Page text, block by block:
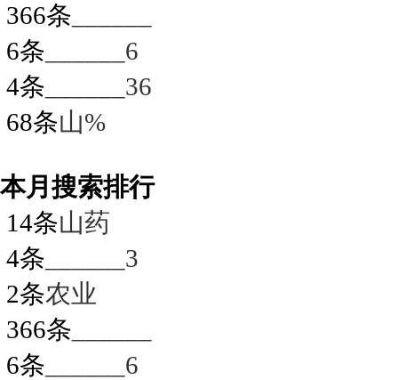
366条
6条 ______6
4条 ______36
68条山%
本月搜索排行
14条山药
4条 ______3
2条农业
366条
6条 ______6